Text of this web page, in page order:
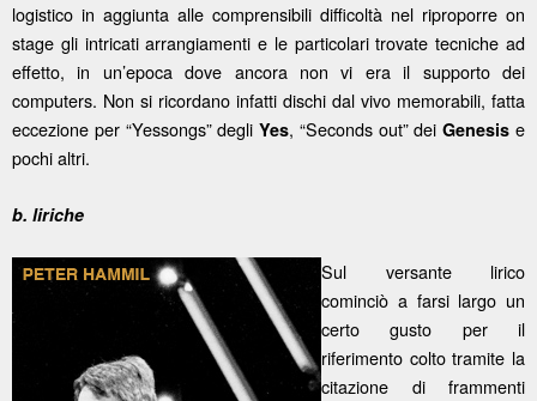
logistico in aggiunta alle comprensibili difficoltà nel riproporre on
stage gli intricati arrangiamenti e le particolari trovate tecniche ad
effetto, in un’epoca dove ancora non vi era il supporto dei
computers. Non si ricordano infatti dischi dal vivo memorabili, fatta
eccezione per “Yessongs” degliYes, “Seconds out” deiGenesis e
pochi altri.
b. liriche
Sul versante lirico
cominciò a farsi largo un
certo gusto per il
riferimento colto tramite la
citazione di frammenti